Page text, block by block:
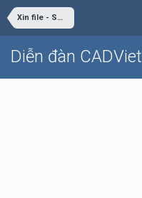
Xin file - Share file
Diễn đàn CADViet